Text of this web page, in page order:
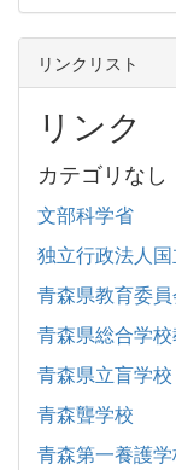
リンクリスト
リンク
カテゴリなし
文部科学省
独立行政法人
青森県教育委
青森県総合学
青森県立盲学校
青森聾学校
青森第一養護